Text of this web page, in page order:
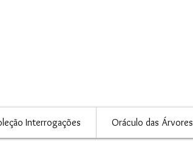
Interrogações Oráculo das Árvores